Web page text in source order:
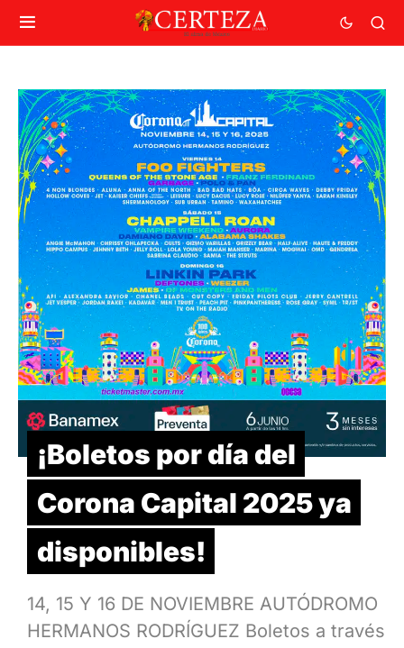
¡Boletos por día del
Corona Capital 2025 ya
disponibles!
14, 15 Y 16 DE NOVIEMBRE AUTÓDROMO
HERMANOS RODRÍGUEZ Boletos a través